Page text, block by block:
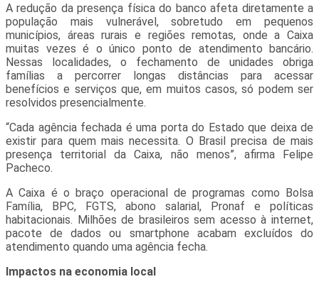
A redução da presença física do banco afeta diretamente a
população mais vulnerável, sobretudo em pequenos
municípios, áreas rurais e regiões remotas, onde a Caixa
muitas vezes é o único ponto de atendimento bancário.
Nessas localidades, o fechamento de unidades obriga
famílias a percorrer longas distâncias para acessar
benefícios e serviços que, em muitos casos, só podem ser
resolvidos presencialmente.
“Cada agência fechada é uma porta do Estado que deixa de
existir para quem mais necessita. O Brasil precisa de mais
presença territorial da Caixa, não menos”, afirma Felipe
Pacheco.
A Caixa é o braço operacional de programas como Bolsa
Família, BPC, FGTS, abono salarial, Pronaf e políticas
habitacionais. Milhões de brasileiros sem acesso à internet,
pacote de dados ou smartphone acabam excluídos do
atendimento quando uma agência fecha.
Impactos na economia local